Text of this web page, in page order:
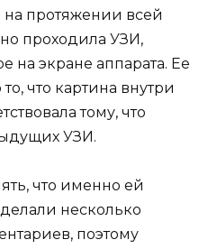
протяжении всей
проходила УЗИ,
на экране аппарата. Ее
что картина внутри
тому, что
УЗИ.
что именно ей
несколько
поэтому